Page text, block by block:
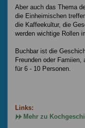
Aber auch das Thema
die Einheimischen
die Kaffeekultur, die
werden wichtige Rollen
Buchbar ist die
Freunden oder Famiien,
für 6 - 10 Personen.
Links:
Mehr zu